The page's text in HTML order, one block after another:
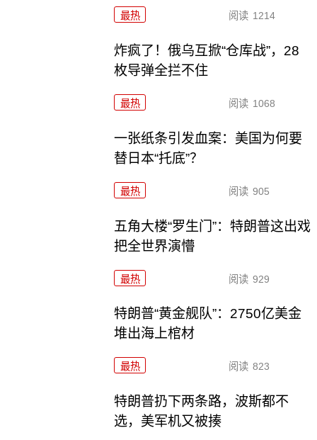
最热 阅读 1214
炸疯了！俄乌互掀“仓库战”，28
枚导弹全拦不住
最热 阅读 1068
一张纸条引发血案：美国为何要
替日本“托底”？
最热 阅读 905
五角大楼“罗生门”：特朗普这出戏
把全世界演懵
最热 阅读 929
特朗普“黄金舰队”：2750亿美金
堆出海上棺材
最热 阅读 823
特朗普扔下两条路，波斯都不
选，美军机又被揍